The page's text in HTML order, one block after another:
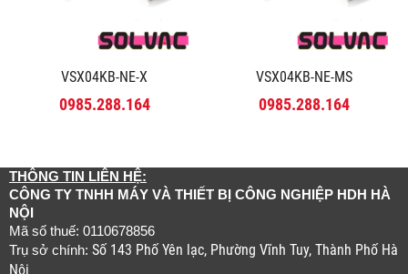
VSX04KB-NE-X
0985.288.164
VSX04KB-NE-MS
0985.288.164
THÔNG TIN LIÊN HỆ:
CÔNG TY TNHH MÁY VÀ THIẾT BỊ CÔNG NGHIỆP HDH HÀ
NỘI
Mã số thuế: 0110678856
Trụ sở chính: Số 143 Phố Yên lạc, Phường Vĩnh Tuy, Thành Phố Hà
Nội